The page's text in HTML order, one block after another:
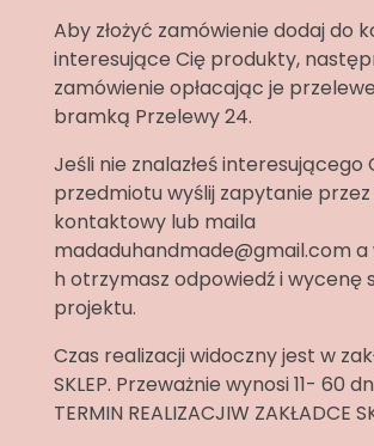
Aby złożyć zamówienie dodaj do
interesujące Cię produkty,
zamówienie opłacając je
bramką Przelewy 24.
Jeśli nie znalazłeś interesującego
przedmiotu wyślij zapytanie
kontaktowy lub maila
madaduhandmade@gmail.com a
h otrzymasz odpowiedź i wycenę
projektu.
Czas realizacji widoczny jest w
SKLEP. Przeważnie wynosi 11- 60
TERMIN REALIZACJIW ZAKŁADCE